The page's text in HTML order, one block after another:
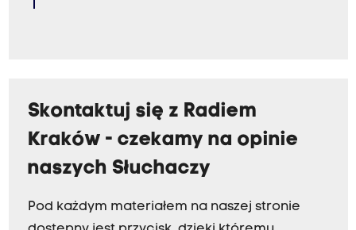
Skontaktuj się z Radiem
Kraków - czekamy na opinie
naszych Słuchaczy
Pod każdym materiałem na naszej stronie